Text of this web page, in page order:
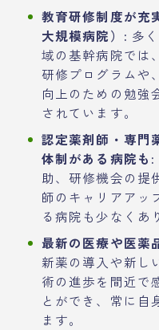
教育研修制度が充
大規模病院）: 多
域の基幹病院では
研修プログラムや
向上のための勉強
されています。
認定薬剤師・専門
体制がある病院も:
助、研修機会の提
師のキャリアアッ
る病院も少なくあ
最新の医療や医薬
新薬の導入や新し
術の進歩を間近で
とができ、常に自
ます。